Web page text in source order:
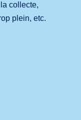
collecte,
plein, etc.